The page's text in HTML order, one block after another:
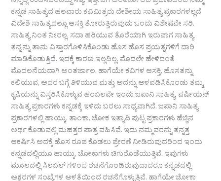
ಕನ್ನಡ ಸಾಹಿತ್ಯದ ಹಲವಾರು ಕವಿಮಿತ್ರರು ದೇಶೀಯ ಸಾಹಿತ್ಯ ಪ್ರಕಾರಗಳಲ್ಲದೆ
ವಿದೇಶಿ ಸಾಹಿತ್ಯದಲ್ಲೂ ಆಸಕ್ತಿ ತೋರುತ್ತಿರುವುದು ಒಂದು ವಿಶೇಷವೇ ಸರಿ.
ಸಾಹಿತ್ಯ ನಿಂತ ನೀರಲ್ಲ, ಸದಾ ಹರಿಯುವ ತೊರೆಯಾಗಿ ಇರುವಾಗ ಸಾಹಿತ್ಯ
ತನ್ನನ್ನು ತಾನು ವಿಸ್ತಾರಗೊಳಿಸಿಕೊಂಡು ಹೊಸ ಹೊಸ ಪ್ರಯತ್ನಗಳಿಗೆ ದಾರಿ
ಮಾಡಿಕೊಡುತ್ತಿದೆ. ಇದಕ್ಕೆ ಕಾರಣ ಇಲ್ಲದಿಲ್ಲ. ಮೊದಲೇ ಹೇಳಿದಂತೆ
ಮೊದಲನೆಯದಾಗಿ ಅಂತರ್ಜಾಲ. ಹಾಗೆಯೇ ಕವಿಗಳ ಆಸಕ್ತಿ, ಹೊಸತನ್ನು
ಕಲಿಯುವ, ಅದರ ಬಗ್ಗೆ ತಿಳಿಯುವ ಮತ್ತು ಅದನ್ನು ಅಳವಡಿಸಿಕೊಂಡು ತಮ್ಮ
ಕೃಷಿಯನ್ನು ವಿಸ್ತರಿಸಿಕೊಳ್ಳುವ ಹಂಬಲವೇ ಇಂದು ಜಪಾನಿ ಸಾಹಿತ್ಯ, ಪರ್ಷಿಯನ್
ಸಾಹಿತ್ಯ ಪ್ರಕಾರಗಳು ಕನ್ನಡಕ್ಕೆ ಇಳಿದು ಬರಲು ಸಾಧ್ಯವಾಗಿದೆ. ಜಪಾನಿ ಸಾಹಿತ್ಯ
ಪ್ರಕಾರಗಳಲ್ಲಿ ಹಾಯ್ಕು, ತಾಂಕಾ, ಚೋಕ ಇತ್ಯಾದಿ ಪುಟ್ಟ ಪ್ರಕಾರಗಳು ಹೆಚ್ಚಿನ
ಅರ್ಥ ಕೊಡುವಲ್ಲಿ ಮಹತ್ತರ ಪಾತ್ರ ವಹಿಸಿವೆ. ಇದು ನಮ್ಮವರನ್ನು ತನ್ನತ್ತ
ಆಕರ್ಷಿಸಿ ಅದಕ್ಕೆ ಹೊಸ ರೂಪ ಕೊಡಲು ಪ್ರೇರಣೆ ನೀಡಿರುವುದರಿಂದ ಇಂದು
ಕನ್ನಡದಲ್ಲಿಯೂ ಹಾಯ್ಕು, ಚೋಕಾಗಳು ಚಿಗುರೊಡೆಯುತ್ತಿವೆ. ಇವುಗಳು
ಮೂಲದಲ್ಲಿ ಸಿಲಬಲ್ ಗಳಿಂದ ರಚನೆಗೊಂಡಿರುವುದಾದರೂ ಕನ್ನಡದಲ್ಲಿ